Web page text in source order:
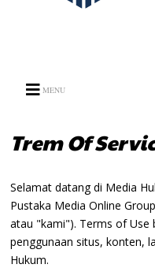
MENU
Trem Of
Selamat datang di Media
Pustaka Media Online
atau "kami"). Terms of Use
penggunaan situs, konten,
Hukum.